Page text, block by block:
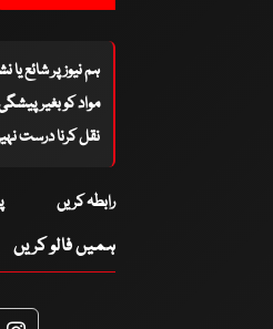
ہم نیوز پر شائع
مواد کو بغیر
نقل کرنا درست
رابطہ کریں
ہمیں فالو کریں